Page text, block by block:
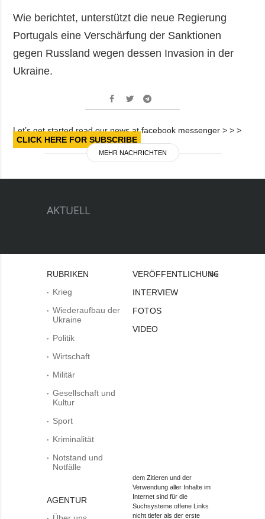
Wie berichtet, unterstützt die neue Regierung
Portugals eine Verschärfung der Sanktionen
gegen Russland wegen dessen Invasion in der
Ukraine.
Let’s get started read our news at facebook messenger > > >
CLICK HERE FOR SUBSCRIBE
MEHR NACHRICHTEN
AKTUELL
RUBRIKEN
Krieg
Wiederaufbau der
Ukraine
Politik
Wirtschaft
Militär
Gesellschaft und
Kultur
Sport
Kriminalität
Notstand und
Notfälle
AGENTUR
VERÖFFENTLICHUNGEN
INTERVIEW
FOTOS
VIDEO
Bei
dem Zitieren und der
Verwendung aller Inhalte im
Internet sind für die
Suchsysteme offene Links
nicht tiefer als der erste